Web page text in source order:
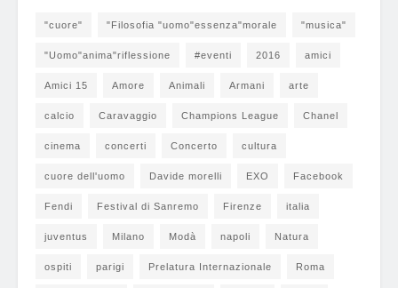
"cuore" "Filosofia "uomo"essenza"morale "musica"
"Uomo"anima"riflessione #eventi 2016 amici
Amici 15 Amore Animali Armani arte
calcio Caravaggio Champions League Chanel
cinema concerti Concerto cultura
cuore dell'uomo Davide morelli EXO Facebook
Fendi Festival di Sanremo Firenze italia
juventus Milano Modà napoli Natura
ospiti parigi Prelatura Internazionale Roma